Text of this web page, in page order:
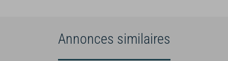
Annonces similaires